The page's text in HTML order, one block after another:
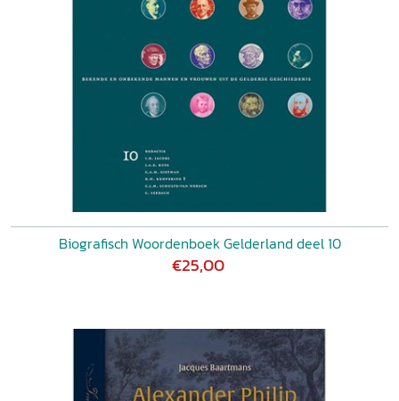
Biografisch Woordenboek Gelderland deel 10
€25,00